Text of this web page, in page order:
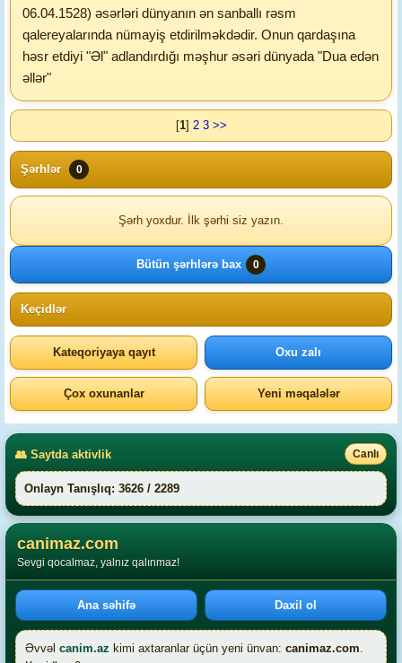
06.04.1528) əsərləri dünyanın ən sanballı rəsm
qalereyalarında nümayiş etdirilməkdədir. Onun qardaşına
həsr etdiyi "Əl" adlandırdığı məşhur əsəri dünyada "Dua edən
əllər"
[1] 2 3 >>
Şərhlər 0
Şərh yoxdur. İlk şərhi siz yazın.
Bütün şərhlərə bax 0
Keçidlər
Kateqoriyaya qayıt Oxu zalı
Çox oxunanlar Yeni məqalələr
👥 Saytda aktivlik Canlı
Onlayn Tanışlıq: 3626 / 2289
canimaz.com
Sevgi qocalmaz, yalnız qalınmaz!
Ana səhifə Daxil ol
Əvvəl canim.az kimi axtaranlar üçün yeni ünvan: canimaz.com.